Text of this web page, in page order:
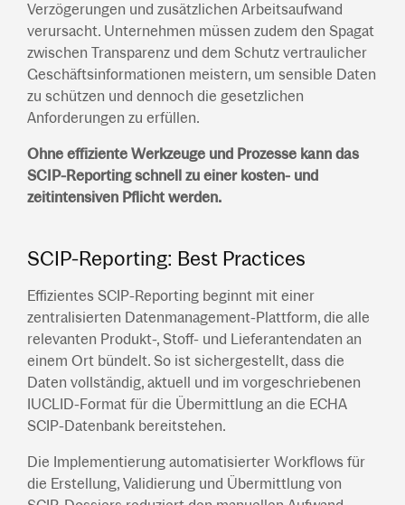
Verzögerungen und zusätzlichen Arbeitsaufwand
verursacht. Unternehmen müssen zudem den Spagat
zwischen Transparenz und dem Schutz vertraulicher
Geschäftsinformationen meistern, um sensible Daten
zu schützen und dennoch die gesetzlichen
Anforderungen zu erfüllen.
Ohne effiziente Werkzeuge und Prozesse kann das
SCIP-Reporting schnell zu einer kosten- und
zeitintensiven Pflicht werden.
SCIP-Reporting: Best Practices
Effizientes SCIP-Reporting beginnt mit einer
zentralisierten Datenmanagement-Plattform, die alle
relevanten Produkt-, Stoff- und Lieferantendaten an
einem Ort bündelt. So ist sichergestellt, dass die
Daten vollständig, aktuell und im vorgeschriebenen
IUCLID-Format für die Übermittlung an die ECHA
SCIP-Datenbank bereitstehen.
Die Implementierung automatisierter Workflows für
die Erstellung, Validierung und Übermittlung von